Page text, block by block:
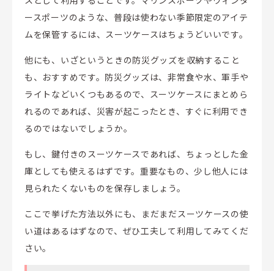
ースポーツのような、普段は使わない季節限定のアイテ
ムを保管するには、スーツケースはちょうどいいです。
他にも、いざというときの防災グッズを収納すること
も、おすすめです。防災グッズは、非常食や水、軍手や
ライトなどいくつもあるので、スーツケースにまとめら
れるのであれば、災害が起こったとき、すぐに利用でき
るのではないでしょうか。
もし、鍵付きのスーツケースであれば、ちょっとした金
庫としても使えるはずです。重要なもの、少し他人には
見られたくないものを保存しましょう。
ここで挙げた方法以外にも、まだまだスーツケースの使
い道はあるはずなので、ぜひ工夫して利用してみてくだ
さい。